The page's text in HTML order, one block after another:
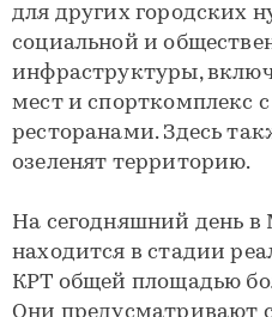
для других городских
социальной и
инфраструктуры,
мест и спорткомплекс
ресторанами. Здесь
озеленят территорию.
На сегодняшний день в
находится в стадии
КРТ общей площадью